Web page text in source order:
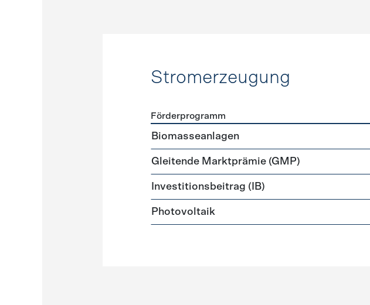
Stromerzeugung
Förderprogramme
Förderprogramm
Biomasseanlagen
Gleitende Marktprämie (GMP)
Investitionsbeitrag (IB)
Photovoltaik